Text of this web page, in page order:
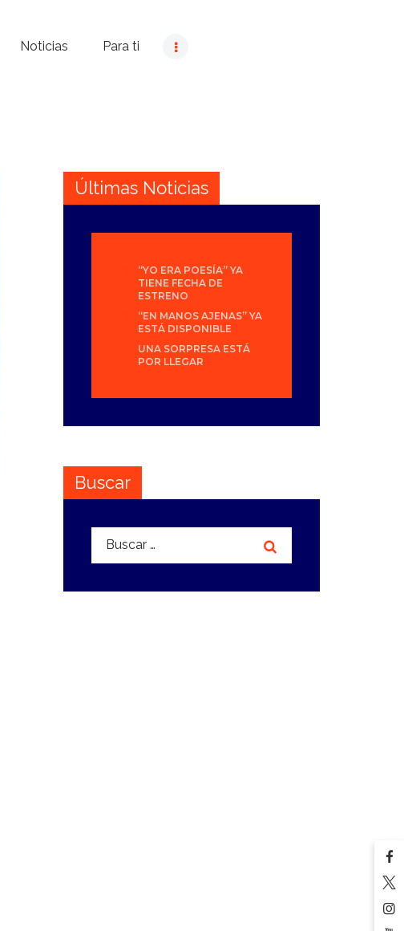
Noticias Para ti
Últimas Noticias
“YO ERA POESÍA” YA
TIENE FECHA DE
ESTRENO
“EN MANOS AJENAS” YA
ESTÁ DISPONIBLE
UNA SORPRESA ESTÁ
POR LLEGAR
Buscar
Buscar: